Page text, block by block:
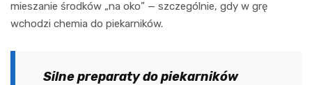
mieszanie środków „na oko” — szczególnie, gdy w grę
wchodzi chemia do piekarników.
Silne preparaty do piekarników